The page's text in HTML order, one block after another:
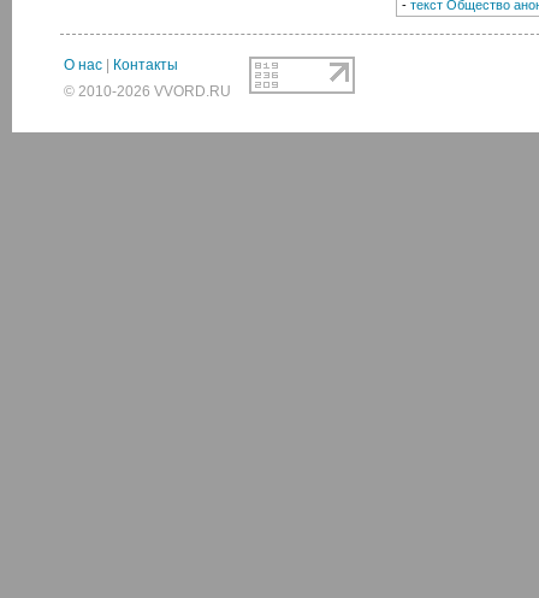
- текст Общество
О нас
Контакты
© 2010-2026 VVORD.RU